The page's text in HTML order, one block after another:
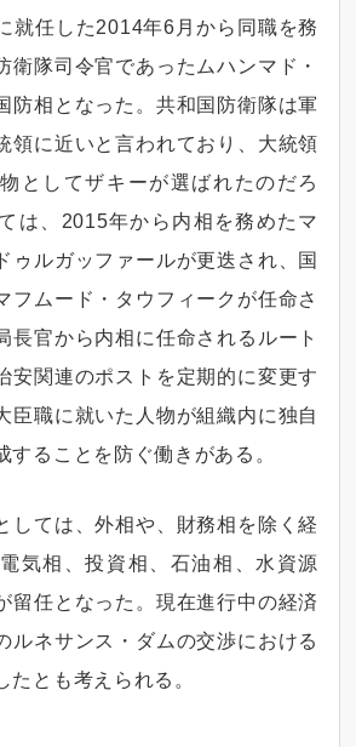
就任した2014年6月から同職を務
衛隊司令官であったムハンマド・
防相となった。共和国防衛隊は軍
領に近いと言われており、大統領
としてザキーが選ばれたのだろ
は、2015年から内相を務めたマ
ゥルガッファールが更迭され、国
フムード・タウフィークが任命さ
長官から内相に任命されるルート
安関連のポストを定期的に変更す
臣職に就いた人物が組織内に独自
することを防ぐ働きがある。
ては、外相や、財務相を除く経
気相、投資相、石油相、水資源
留任となった。現在進行中の経済
ルネサンス・ダムの交渉における
たとも考えられる。